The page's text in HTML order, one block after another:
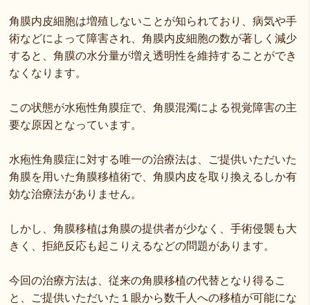
角膜内皮細胞は増殖しないことが知られており、病気や手
術などによって障害され、角膜内皮細胞の数が著しく減少
すると、角膜の水分量が増え透明性を維持することができ
なくなります。
この状態が水疱性角膜症で、角膜混濁による視覚障害の主
要な原因となっています。
水疱性角膜症に対する唯一の治療法は、ご提供いただいた
角膜を用いた角膜移植術で、角膜内皮を取り換えるしか有
効な治療法がありません。
しかし、角膜移植は角膜の提供者が少なく、手術侵襲も大
きく、拒絶反応も起こりえるなどの問題があります。
今回の治療方法は、従来の角膜移植の代替となり得るこ
と、ご提供いただいた１眼から数千人への移植が可能にな